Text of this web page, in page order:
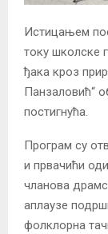
Истицањем
току школске
ђака кроз
Панзаловић“
постигнућа.
Програм су
и првачићи
чланова
аплаузе
фолклорна